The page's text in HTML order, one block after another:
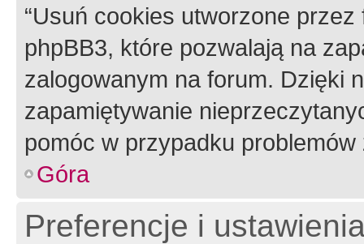
“Usuń cookies utworzone
phpBB3, które pozwalają na
zalogowanym na forum. Dzięki
zapamiętywanie
pomóc w przypadku
Góra
Preferencje i